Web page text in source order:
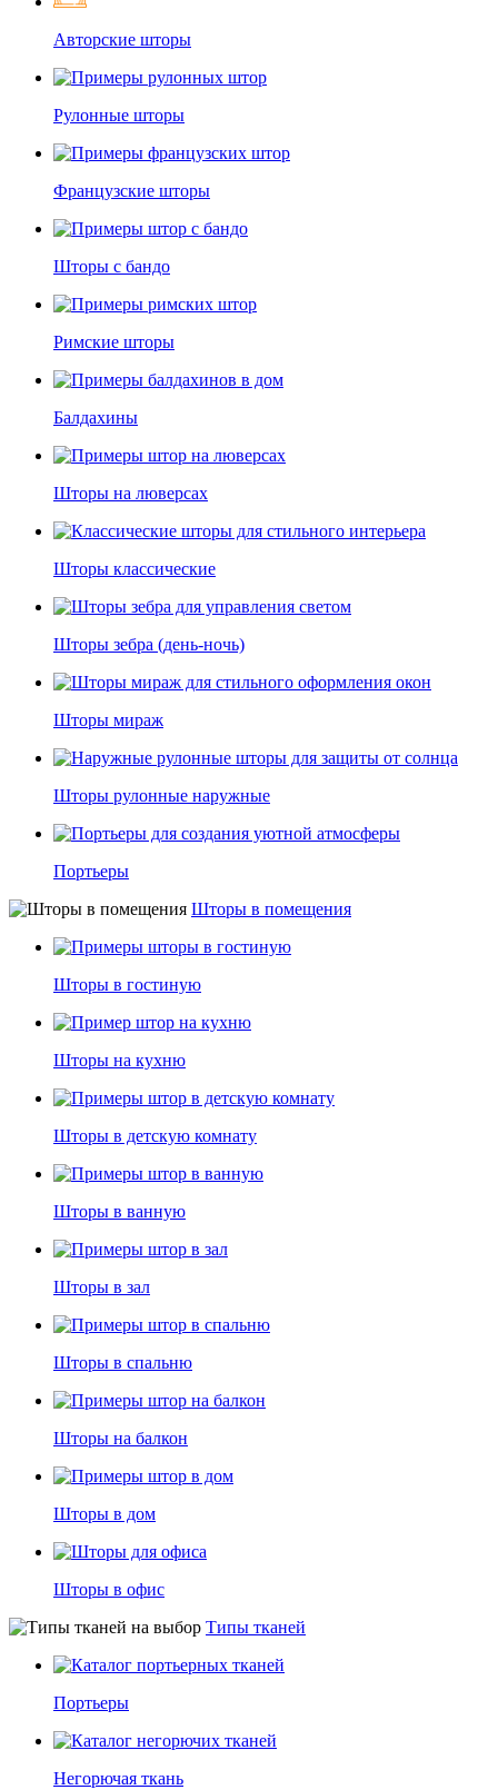
Авторские шторы
Рулонные шторы
Французские шторы
Шторы с бандо
Римские шторы
Балдахины
Шторы на люверсах
Шторы классические
Шторы зебра (день-ночь)
Шторы мираж
Шторы рулонные наружные
Портьеры
Шторы в помещения
Шторы в гостиную
Шторы на кухню
Шторы в детскую комнату
Шторы в ванную
Шторы в зал
Шторы в спальню
Шторы на балкон
Шторы в дом
Шторы в офис
Типы тканей
Портьеры
Негорючая ткань